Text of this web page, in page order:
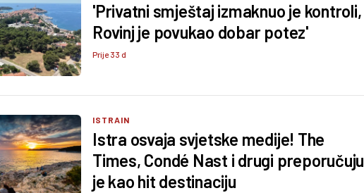
'Privatni smještaj izmaknuo je kontroli,
Rovinj je povukao dobar potez'
Prije 33 d
ISTRAIN
Istra osvaja svjetske medije! The
Times, Condé Nast i drugi preporučuju
je kao hit destinaciju